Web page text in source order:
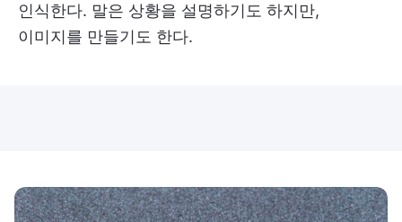
인식한다. 말은 상황을 설명하기도 하지만,
이미지를 만들기도 한다.